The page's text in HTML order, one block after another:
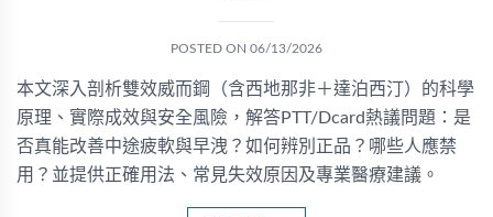
POSTED ON 06/13/2026
本文深入剖析雙效威而鋼（含西地那非＋達泊西汀）的科學
原理、實際成效與安全風險，解答PTT/Dcard熱議問題：是
否真能改善中途疲軟與早洩？如何辨別正品？哪些人應禁
用？並提供正確用法、常見失效原因及專業醫療建議。